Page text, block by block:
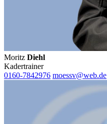
Moritz Diehl
Kadertrainer
0160-7842976 moessv@web.de